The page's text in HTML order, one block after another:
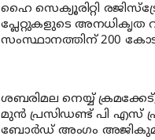
ഹൈ സെക്യൂരിറ്റി
പ്ലേറ്റുകളുടെ അനധികൃത
സംസ്ഥാനത്തിന് 200
ശബരിമല നെയ്യ്
മുന്‍ പ്രസിഡണ്ട് പി എസ്
ബോര്‍ഡ് അംഗം